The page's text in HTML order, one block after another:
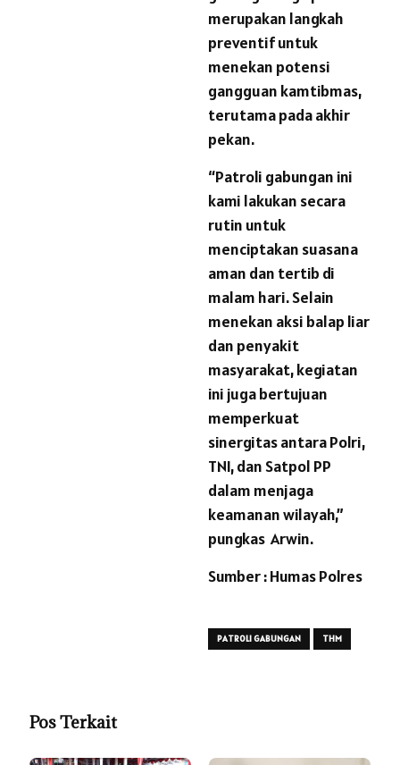
merupakan langkah
preventif untuk
menekan potensi
gangguan kamtibmas,
terutama pada akhir
pekan.
“Patroli gabungan ini
kami lakukan secara
rutin untuk
menciptakan suasana
aman dan tertib di
malam hari. Selain
menekan aksi balap liar
dan penyakit
masyarakat, kegiatan
ini juga bertujuan
memperkuat
sinergitas antara Polri,
TNI, dan Satpol PP
dalam menjaga
keamanan wilayah,”
pungkas Arwin.
Sumber : Humas Polres
PATROLI GABUNGAN THM
Pos Terkait